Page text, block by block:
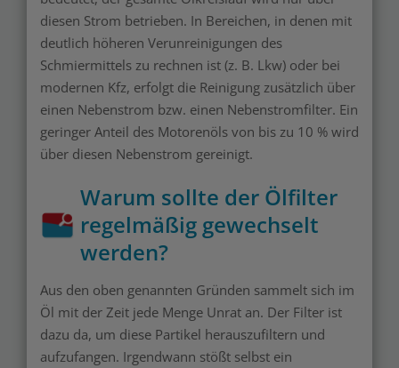
diesen Strom betrieben. In Bereichen, in denen mit
deutlich höheren Verunreinigungen des
Schmiermittels zu rechnen ist (z. B. Lkw) oder bei
modernen Kfz, erfolgt die Reinigung zusätzlich über
einen Nebenstrom bzw. einen Nebenstromfilter. Ein
geringer Anteil des Motorenöls von bis zu 10 % wird
über diesen Nebenstrom gereinigt.
Warum sollte der Ölfilter
regelmäßig gewechselt
werden?
Aus den oben genannten Gründen sammelt sich im
Öl mit der Zeit jede Menge Unrat an. Der Filter ist
dazu da, um diese Partikel herauszufiltern und
aufzufangen. Irgendwann stößt selbst ein